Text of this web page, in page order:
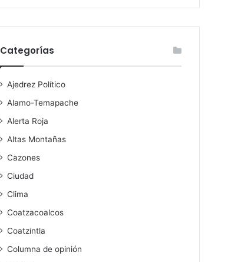
Categorías
Ajedrez Político
Alamo-Temapache
Alerta Roja
Altas Montañas
Cazones
Ciudad
Clima
Coatzacoalcos
Coatzintla
Columna de opinión